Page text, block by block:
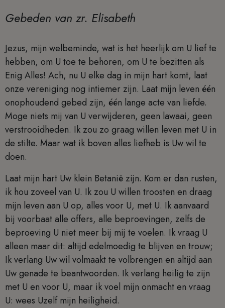
Gebeden van zr. Elisabeth
Jezus, mijn welbeminde, wat is het heerlijk om U lief te
hebben, om U toe te behoren, om U te bezitten als
Enig Alles! Ach, nu U elke dag in mijn hart komt, laat
onze vereniging nog intiemer zijn. Laat mijn leven één
onophoudend gebed zijn, één lange acte van liefde.
Moge niets mij van U verwijderen, geen lawaai, geen
verstrooidheden. Ik zou zo graag willen leven met U in
de stilte. Maar wat ik boven alles liefheb is Uw wil te
doen.
Laat mijn hart Uw klein Betanië zijn. Kom er dan rusten,
ik hou zoveel van U. Ik zou U willen troosten en draag
mijn leven aan U op, alles voor U, met U. Ik aanvaard
bij voorbaat alle offers, alle beproevingen, zelfs de
beproeving U niet meer bij mij te voelen. Ik vraag U
alleen maar dit: altijd edelmoedig te blijven en trouw;
Ik verlang Uw wil volmaakt te volbrengen en altijd aan
Uw genade te beantwoorden. Ik verlang heilig te zijn
met U en voor U, maar ik voel mijn onmacht en vraag
U: wees Uzelf mijn heiligheid.